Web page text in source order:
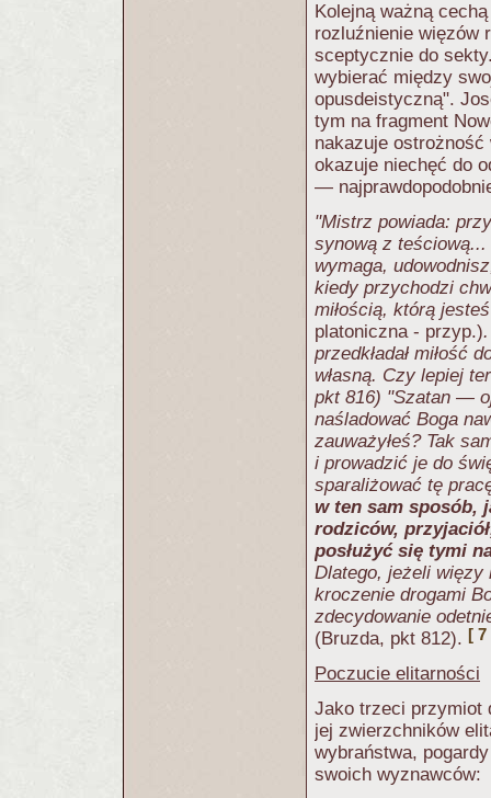
Kolejną ważną
rozluźnienie więzów
sceptycznie do
wybierać między
opusdeistyczną".
tym na fragment
nakazuje
okazuje niechęć do
—
"Mistrz powiada:
synową z teściową...
wymaga,
kiedy przychodzi
miłością, którą
platoniczna - przyp.)
przedkładał miłość
własną. Czy lepiej
pkt 816) ­"Szatan —
naśladować Boga
zauważyłeś? Tak
i prowadzić je do
sparaliżować tę
w ten sam sposób,
rodziców,
posłużyć się tymi
Dlatego, jeżeli więzy
kroczenie drogami
zdecydowanie
(Bruzda, pkt 812). [ 7
Poczucie elitarności
Jako trzeci przymiot
jej zwierzchników
wybraństwa,
swoich wyznawców: